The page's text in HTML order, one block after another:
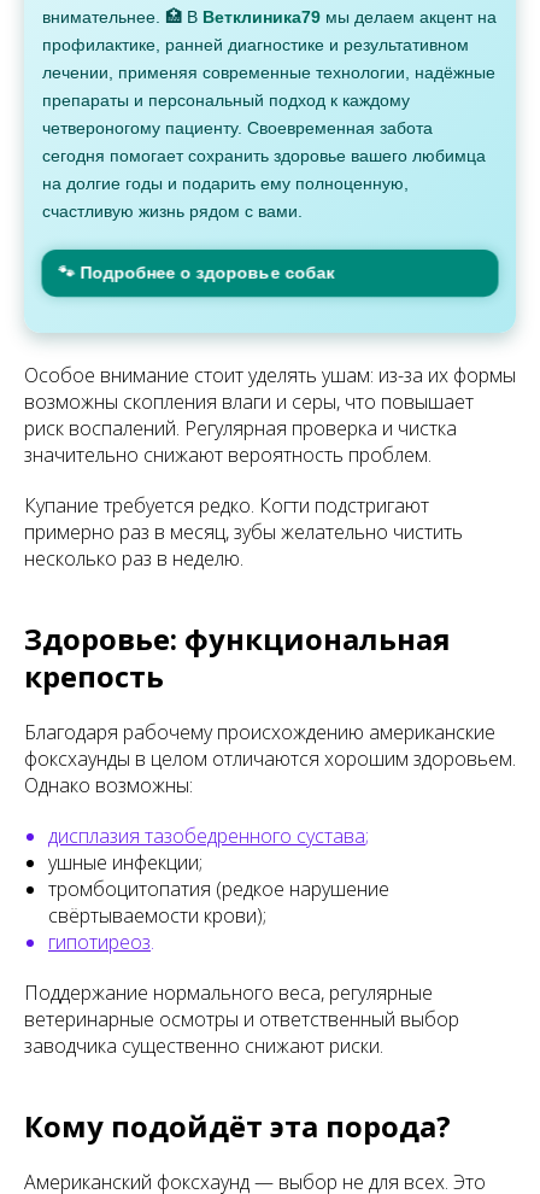
внимательнее. 🏥 В Ветклиника79 мы делаем акцент на
профилактике, ранней диагностике и результативном
лечении, применяя современные технологии, надёжные
препараты и персональный подход к каждому
четвероногому пациенту. Своевременная забота
сегодня помогает сохранить здоровье вашего любимца
на долгие годы и подарить ему полноценную,
счастливую жизнь рядом с вами.
🐾 Подробнее о здоровье собак
Особое внимание стоит уделять ушам: из-за их формы
возможны скопления влаги и серы, что повышает
риск воспалений. Регулярная проверка и чистка
значительно снижают вероятность проблем.
Купание требуется редко. Когти подстригают
примерно раз в месяц, зубы желательно чистить
несколько раз в неделю.
Здоровье: функциональная
крепость
Благодаря рабочему происхождению американские
фоксхаунды в целом отличаются хорошим здоровьем.
Однако возможны:
дисплазия тазобедренного сустава;
ушные инфекции;
тромбоцитопатия (редкое нарушение
свёртываемости крови);
гипотиреоз.
Поддержание нормального веса, регулярные
ветеринарные осмотры и ответственный выбор
заводчика существенно снижают риски.
Кому подойдёт эта порода?
Американский фоксхаунд — выбор не для всех. Это